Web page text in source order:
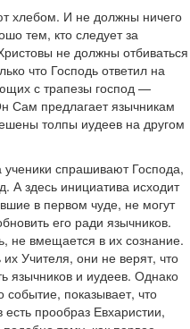
хлебом. И не должны ничего
тем, кто следует за
не должны отбиваться
что Господь ответил на
с трапезы господ —
Сам предлагает язычникам
толпы иудеев на другом
спрашивают Господа,
А здесь инициатива исходит
в первом чуде, не могут
его ради язычников.
не вмещается в их сознание.
Учителя, они не верят, что
язычников и иудеев. Однако
событие, показывает, что
прообраз Евхаристии,